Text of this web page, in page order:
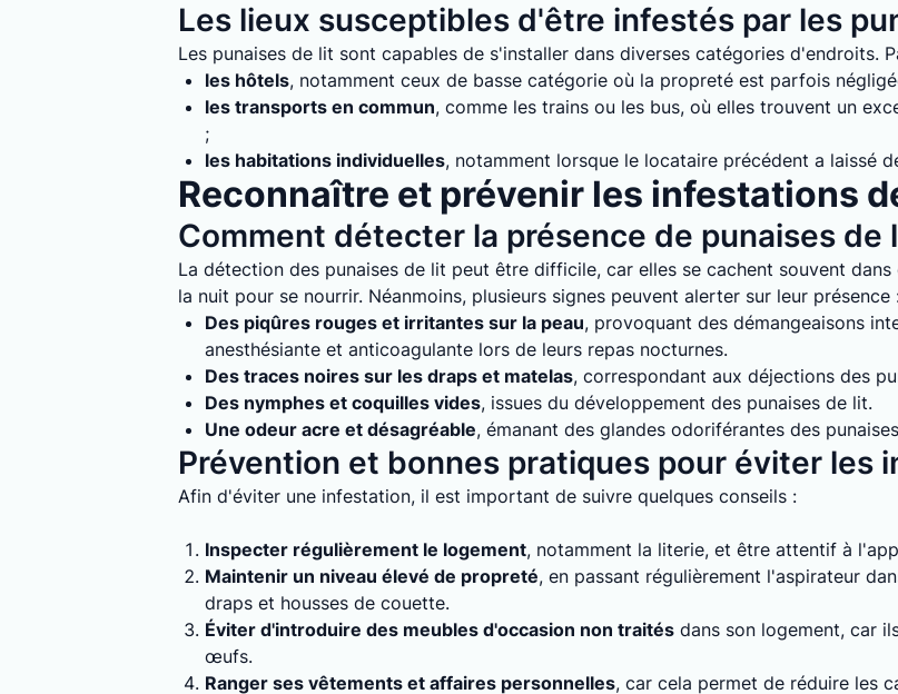
Les lieux susceptibles d'être infestés par les
Les punaises de lit sont capables de s'installer dans diverses catégories d'endroits.
les hôtels, notamment ceux de basse catégorie où la propreté est parfois
les transports en commun, comme les trains ou les bus, où elles trouvent un
;
les habitations individuelles, notamment lorsque le locataire précédent a laissé
Reconnaître et prévenir les infestations
Comment détecter la présence de punaises de
La détection des punaises de lit peut être difficile, car elles se cachent souvent
la nuit pour se nourrir. Néanmoins, plusieurs signes peuvent alerter sur leur présence
Des piqûres rouges et irritantes sur la peau, provoquant des démangeaisons
anesthésiante et anticoagulante lors de leurs repas nocturnes.
Des traces noires sur les draps et matelas, correspondant aux déjections des
Des nymphes et coquilles vides, issues du développement des punaises de lit.
Une odeur acre et désagréable, émanant des glandes odoriférantes des
Prévention et bonnes pratiques pour éviter les
Afin d'éviter une infestation, il est important de suivre quelques conseils :
Inspecter régulièrement le logement, notamment la literie, et être attentif à
Maintenir un niveau élevé de propreté, en passant régulièrement l'aspirateur
draps et housses de couette.
Éviter d'introduire des meubles d'occasion non traités dans son logement, car
œufs.
Ranger ses vêtements et affaires personnelles, car cela permet de réduire les